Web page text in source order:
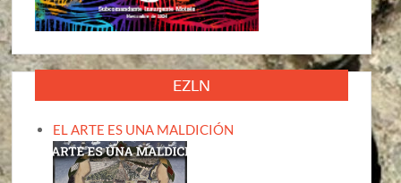
EZLN
EL ARTE ES UNA MALDICIÓN